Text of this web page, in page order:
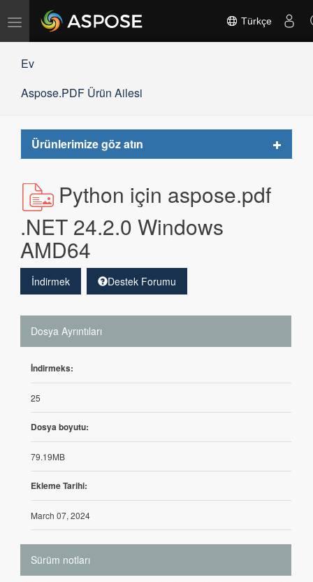
Gezinmeyi
Türkçe
Ev
Aspose.PDF Ürün Ailesi
Ürünlerimize göz atın
Toggle
Python için aspose.pdf
.NET 24.2.0 Windows
AMD64
İndirmek Destek Forumu
Dosya Ayrıntıları
İndirmeks:
25
Dosya boyutu:
79.19MB
Ekleme Tarihi:
March 07, 2024
Sürüm notları